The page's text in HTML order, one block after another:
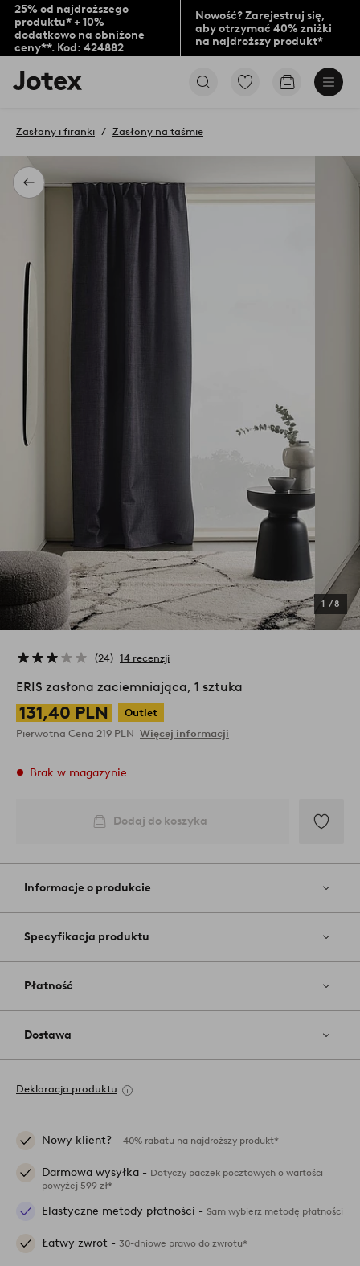
25% od najdroższego
produktu* + 10%
dodatkowo na obniżone
ceny**. Kod: 424882
Nowość? Zarejestruj się,
aby otrzymać 40% zniżki
na najdroższy produkt*
Logo
Jotex
na
stronę
PrzejdźPrzejdź
Powrót
Zasłony i firanki Zasłony na taśmie
1 /8
24 14 recenzji
ERIS zasłona zaciemniająca, 1 sztuka
131,40 PLN
Outlet
Pierwotna Cena 219 PLN Więcej informacji
Brak w magazynie
Dodaj do koszyka
do
Informacje o produkcie
Specyfikacja produktu
Płatność
Dostawa
Deklaracja produktu
Nowy klient? - 40% rabatu na najdroższy produkt*
Darmowa wysyłka - Dotyczy paczek pocztowych o wartości
powyżej 599 zł*
Elastyczne metody płatności - Sam wybierz metodę płatności
Łatwy zwrot - 30-dniowe prawo do zwrotu*